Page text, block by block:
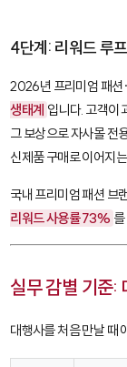
4단계: 리워드 루
2026년 프리미엄 패션
생태계 입니다. 고객이
그 보상으로 자사몰 전
신제품 구매로 이어지
국내 프리미엄 패션 브
리워드 사용률 73%
실무 감별 기준:
대행사를 처음 만날 때